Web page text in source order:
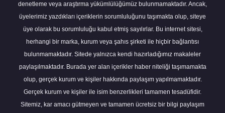
denetleme veya araştırma yükümlülüğümüz bulunmamaktadır. Ancak,
üyelerimiz yazdıkları içeriklerin sorumluluğunu taşımakta olup, siteye
üye olarak bu sorumluluğu kabul etmiş sayılırlar. Bu internet sitesi,
herhangi bir marka, kurum veya şahıs şirketi ile hiçbir bağlantısı
bulunmamaktadır. Sitede yalnızca kendi hazırladığımız makaleler
paylaşılmaktadır. Burada yer alan içerikler haber niteliği taşımamakta
olup, gerçek kurum ve kişiler hakkında paylaşım yapılmamaktadır.
Gerçek kurum ve kişiler ile isim benzerlikleri tamamen tesadüfidir.
Sitemiz, kar amacı gütmeyen ve tamamen ücretsiz bir bilgi paylaşım